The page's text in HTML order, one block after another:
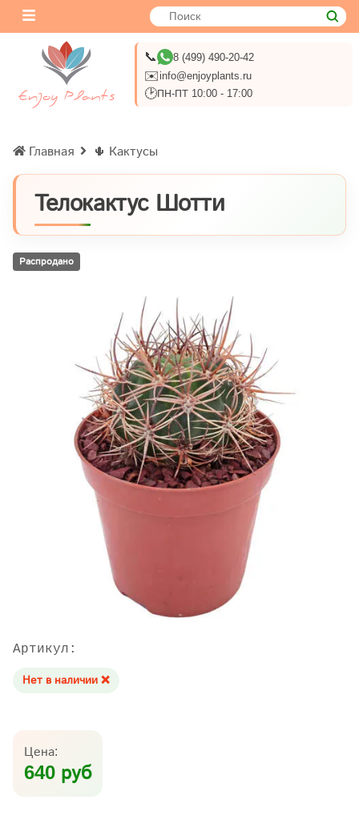
📞 8 (499) 490-20-42
✉️info@enjoyplants.ru
🕑ПН-ПТ 10:00 - 17:00
Главная 🌵 Кактусы
Телокактус Шотти
Распродано
Артикул:
Нет в наличии ❌
Цена:
640 руб